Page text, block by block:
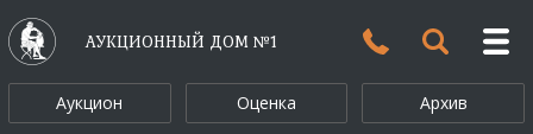
АУКЦИОННЫЙ ДОМ №1
Аукцион Оценка Архив